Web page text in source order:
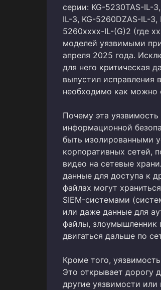
серии: KG-5230TAS-IL-
IL-3, KG-5260DZAS-IL-
5260xxxx-IL-(G)2 (где
моделей уязвимыми
апреля 2025 года.
для него критическая
выпустил исправления
необходимо как можно
Почему эта
информационной
быть изолированными
корпоративных сетей,
видео на сетевые
данные для доступа к
файлах могут
SIEM-системами
или даже данные для
файлы, злоумышленник
двигаться дальше по
Кроме того,
Это открывает дорогу
другие уязвимости или